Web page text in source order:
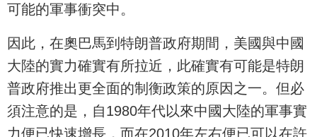
可能的軍事衝突中。
因此，在奧巴馬到特朗普政府期間，美國與中國
大陸的實力確實有所拉近，此確實有可能是特朗
普政府推出更全面的制衡政策的原因之一。但必
須注意的是，自1980年代以來中國大陸的軍事實
力便已快速增長，而在2010年左右便已可以在許